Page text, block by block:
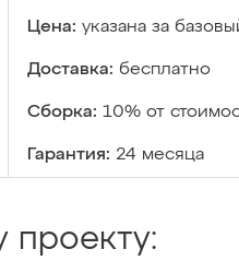
Цена: указана за
Доставка: бесплатно
Сборка: 10% от
Гарантия: 24 месяца
проекту: